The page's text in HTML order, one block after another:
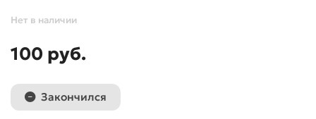
Нет в наличии
100 руб.
Закончился